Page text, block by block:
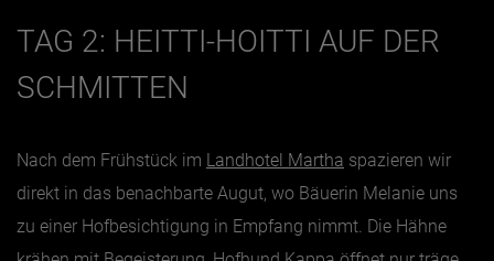
TAG 2: HEITTI-HOITTI AUF DER
SCHMITTEN
Nach dem Frühstück im Landhotel Martha spazieren wir
direkt in das benachbarte Augut, wo Bäuerin Melanie uns
zu einer Hofbesichtigung in Empfang nimmt. Die Hähne